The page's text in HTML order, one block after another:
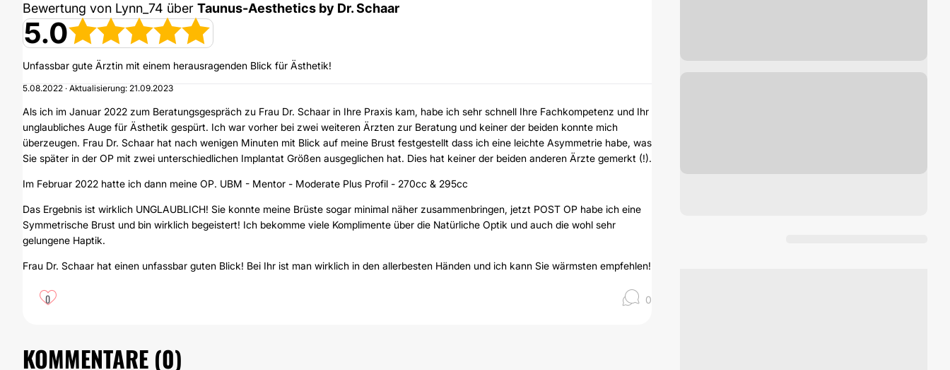
Bewertung von Lynn_74 über Taunus-Aesthetics by Dr. Schaar
5.0
Unfassbar gute Ärztin mit einem herausragenden Blick für Ästhetik!
5.08.2022 · Aktualisierung: 21.09.2023
Als ich im Januar 2022 zum Beratungsgespräch zu Frau Dr. Schaar in Ihre Praxis kam, habe ich sehr schnell Ihre Fachkompetenz und Ihr
unglaubliches Auge für Ästhetik gespürt. Ich war vorher bei zwei weiteren Ärzten zur Beratung und keiner der beiden konnte mich
überzeugen. Frau Dr. Schaar hat nach wenigen Minuten mit Blick auf meine Brust festgestellt dass ich eine leichte Asymmetrie habe, was
Sie später in der OP mit zwei unterschiedlichen Implantat Größen ausgeglichen hat. Dies hat keiner der beiden anderen Ärzte gemerkt (!).
Im Februar 2022 hatte ich dann meine OP. UBM - Mentor - Moderate Plus Profil - 270cc & 295cc
Das Ergebnis ist wirklich UNGLAUBLICH! Sie konnte meine Brüste sogar minimal näher zusammenbringen, jetzt POST OP habe ich eine
Symmetrische Brust und bin wirklich begeistert! Ich bekomme viele Komplimente über die Natürliche Optik und auch die wohl sehr
gelungene Haptik.
Frau Dr. Schaar hat einen unfassbar guten Blick! Bei Ihr ist man wirklich in den allerbesten Händen und ich kann Sie wärmsten empfehlen!
0 0
KOMMENTARE (0)